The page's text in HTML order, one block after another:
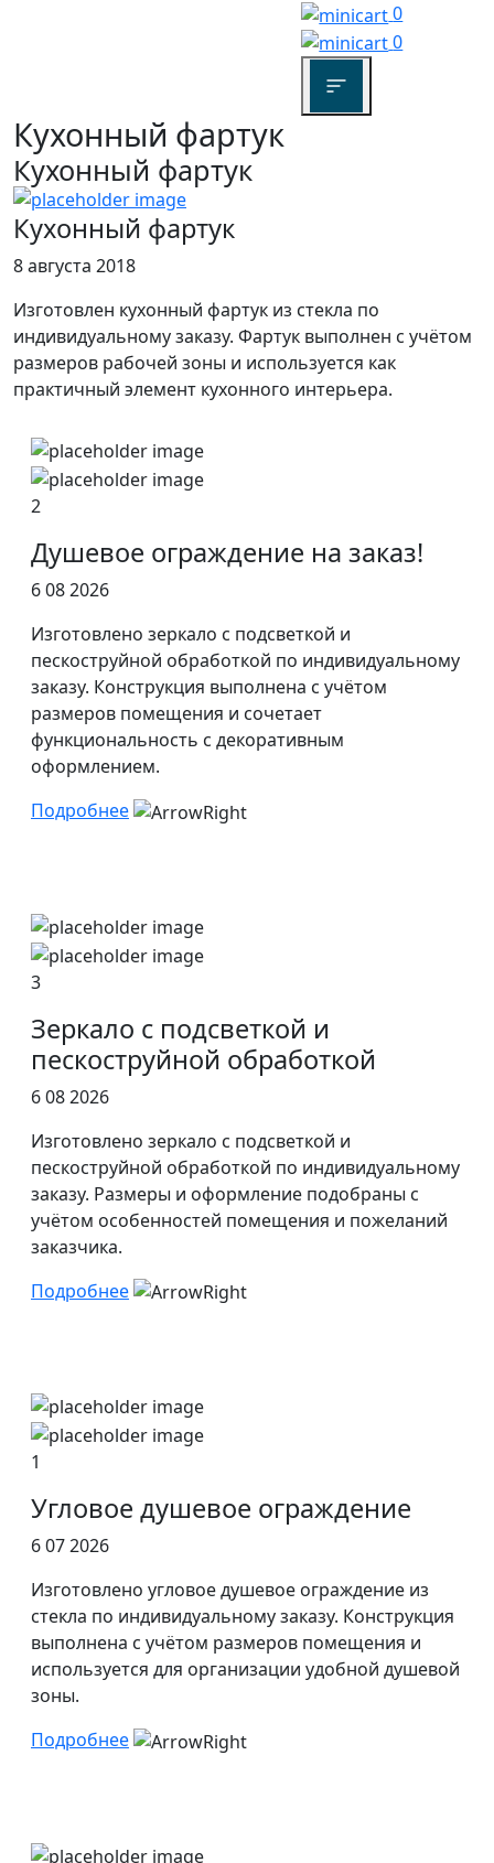
0
0
Кухонный фартук
Кухонный фартук
Кухонный фартук
8 августа 2018
Изготовлен кухонный фартук из стекла по
индивидуальному заказу. Фартук выполнен с учётом
размеров рабочей зоны и используется как
практичный элемент кухонного интерьера.
2
Душевое ограждение на заказ!
6 08 2026
Изготовлено зеркало с подсветкой и
пескоструйной обработкой по индивидуальному
заказу. Конструкция выполнена с учётом
размеров помещения и сочетает
функциональность с декоративным
оформлением.
Подробнее
3
Зеркало с подсветкой и
пескоструйной обработкой
6 08 2026
Изготовлено зеркало с подсветкой и
пескоструйной обработкой по индивидуальному
заказу. Размеры и оформление подобраны с
учётом особенностей помещения и пожеланий
заказчика.
Подробнее
1
Угловое душевое ограждение
6 07 2026
Изготовлено угловое душевое ограждение из
стекла по индивидуальному заказу. Конструкция
выполнена с учётом размеров помещения и
используется для организации удобной душевой
зоны.
Подробнее